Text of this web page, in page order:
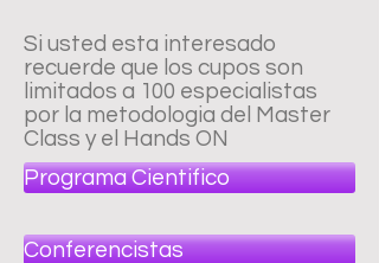
Si usted esta interesado
recuerde que los cupos son
limitados a 100 especialistas
por la metodologia del Master
Class y el Hands ON
Programa Cientifico
Conferencistas